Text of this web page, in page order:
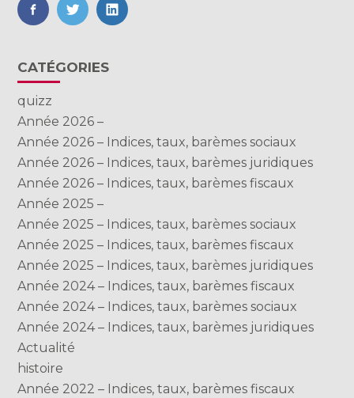
FaceBook
TwitterLinkedIn
Blog
sidebar
CATÉGORIES
quizz
Année 2026 –
Année 2026 – Indices, taux, barèmes sociaux
Année 2026 – Indices, taux, barèmes juridiques
Année 2026 – Indices, taux, barèmes fiscaux
Année 2025 –
Année 2025 – Indices, taux, barèmes sociaux
Année 2025 – Indices, taux, barèmes fiscaux
Année 2025 – Indices, taux, barèmes juridiques
Année 2024 – Indices, taux, barèmes fiscaux
Année 2024 – Indices, taux, barèmes sociaux
Année 2024 – Indices, taux, barèmes juridiques
Actualité
histoire
Année 2022 – Indices, taux, barèmes fiscaux